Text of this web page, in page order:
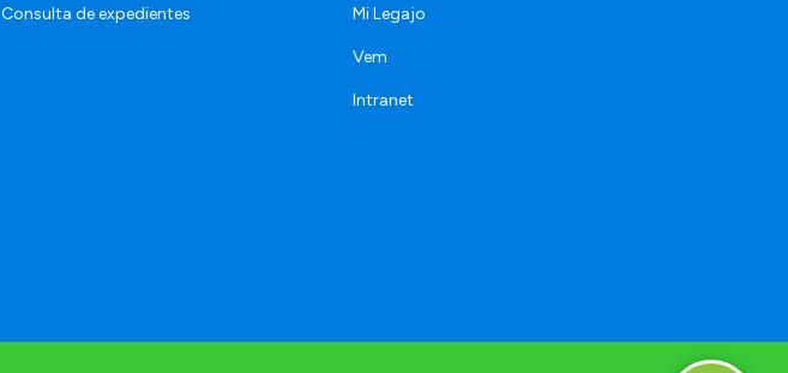
Consulta de expedientes Mi Legajo
Vem
Intranet